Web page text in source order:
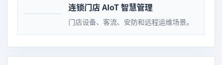
连锁门店 AIoT 智慧管理
门店设备、客流、安防和远程运维场景。